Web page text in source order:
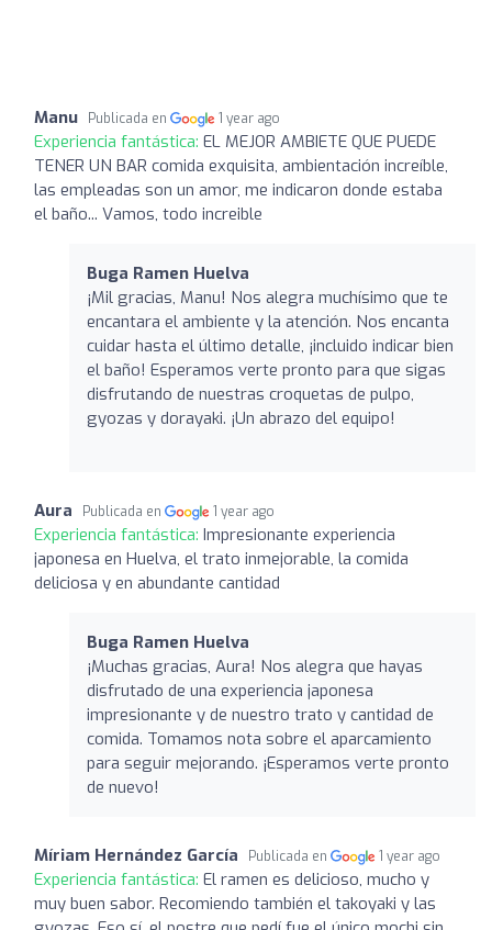
Manu Publicada en 1 year ago
Experiencia fantástica: EL MEJOR AMBIETE QUE PUEDE
TENER UN BAR comida exquisita, ambientación increíble,
las empleadas son un amor, me indicaron donde estaba
el baño... Vamos, todo increible
Buga Ramen Huelva
¡Mil gracias, Manu! Nos alegra muchísimo que te
encantara el ambiente y la atención. Nos encanta
cuidar hasta el último detalle, ¡incluido indicar bien
el baño! Esperamos verte pronto para que sigas
disfrutando de nuestras croquetas de pulpo,
gyozas y dorayaki. ¡Un abrazo del equipo!
Aura Publicada en 1 year ago
Experiencia fantástica: Impresionante experiencia
japonesa en Huelva, el trato inmejorable, la comida
deliciosa y en abundante cantidad
Buga Ramen Huelva
¡Muchas gracias, Aura! Nos alegra que hayas
disfrutado de una experiencia japonesa
impresionante y de nuestro trato y cantidad de
comida. Tomamos nota sobre el aparcamiento
para seguir mejorando. ¡Esperamos verte pronto
de nuevo!
Míriam Hernández García Publicada en 1 year ago
Experiencia fantástica: El ramen es delicioso, mucho y
muy buen sabor. Recomiendo también el takoyaki y las